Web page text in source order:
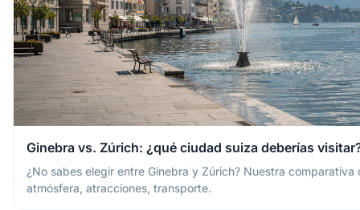
Ginebra vs. Zúrich: ¿qué ciudad suiza deberías
¿No sabes elegir entre Ginebra y Zúrich? Nuestra
atmósfera, atracciones, transporte.